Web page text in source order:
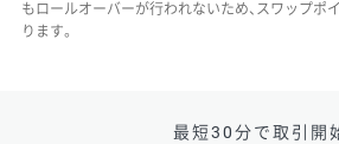
もロールオーバーが行われないため、スワップポ
ります。
最短30分で取引開始